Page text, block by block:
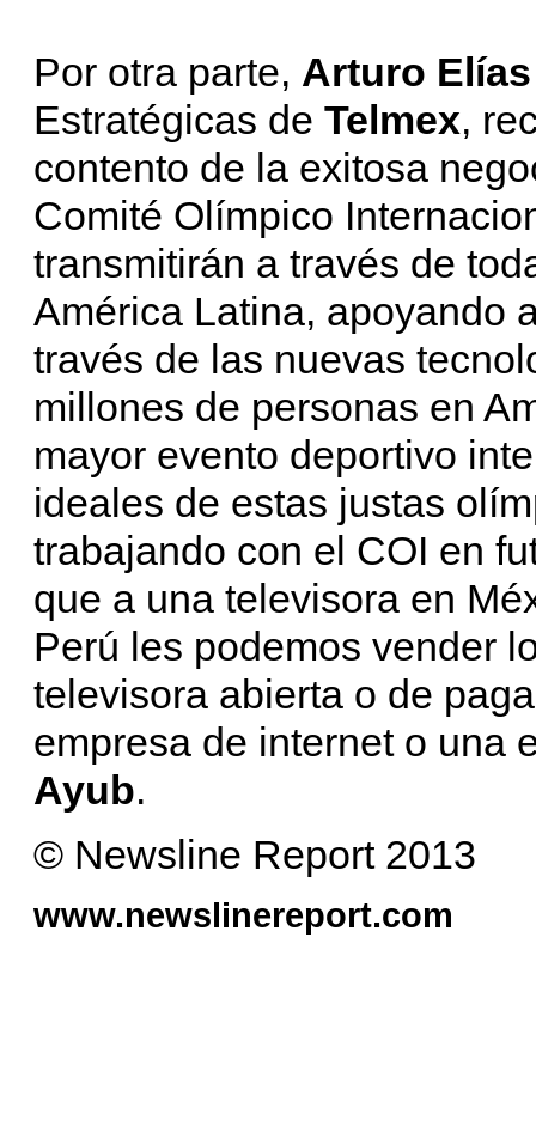
Por otra parte, Arturo
Estratégicas de Telmex,
contento de la exitosa
Comité Olímpico
transmitirán a través de
América Latina, apoyando
través de las nuevas
millones de personas en
mayor evento deportivo
ideales de estas justas
trabajando con el COI en
que a una televisora en
Perú les podemos vender
televisora abierta o de
empresa de internet o una
Ayub.
© Newsline Report 2013
www.newslinereport.com